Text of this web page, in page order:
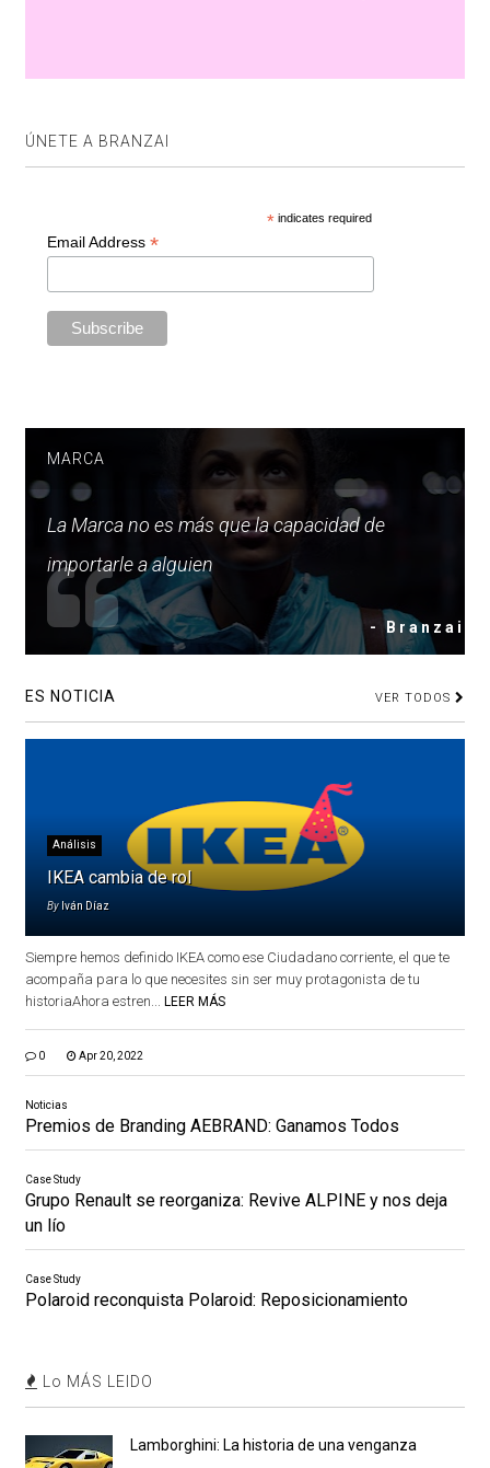
ÚNETE A BRANZAI
* indicates required
Email Address *
MARCA
La Marca no es más que la capacidad de
importarle a alguien
- Branzai
ES NOTICIA VER TODOS
Análisis
IKEA cambia de rol
By Iván Díaz
Siempre hemos definido IKEA como ese Ciudadano corriente, el que te
acompaña para lo que necesites sin ser muy protagonista de tu
historiaAhora estren...
LEER MÁS
0 Apr 20, 2022
Noticias
Premios de Branding AEBRAND: Ganamos Todos
Case Study
Grupo Renault se reorganiza: Revive ALPINE y nos deja
un lío
Case Study
Polaroid reconquista Polaroid: Reposicionamiento
Lo MÁS LEIDO
Lamborghini: La historia de una venganza